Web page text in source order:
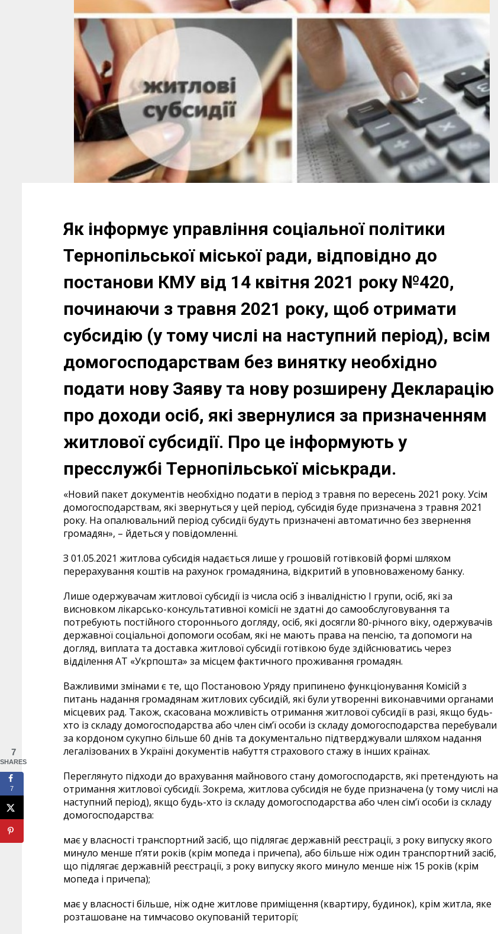
Як інформує управління соціальної політики
Тернопільської міської ради, відповідно до
постанови КМУ від 14 квітня 2021 року №420,
починаючи з травня 2021 року, щоб отримати
субсидію (у тому числі на наступний період), всім
домогосподарствам без винятку необхідно
подати нову Заяву та нову розширену Декларацію
про доходи осіб, які звернулися за призначенням
житлової субсидії. Про це інформують у
пресслужбі Тернопільської міськради.
«Новий пакет документів необхідно подати в період з травня по вересень 2021 року. Усім
домогосподарствам, які звернуться у цей період, субсидія буде призначена з травня 2021
року. На опалювальний період субсидії будуть призначені автоматично без звернення
громадян», – йдеться у повідомленні.
З 01.05.2021 житлова субсидія надається лише у грошовій готівковій формі шляхом
перерахування коштів на рахунок громадянина, відкритий в уповноваженому банку.
Лише одержувачам житлової субсидії із числа осіб з інвалідністю І групи, осіб, які за
висновком лікарсько-консультативної комісії не здатні до самообслуговування та
потребують постійного стороннього догляду, осіб, які досягли 80-річного віку, одержувачів
державної соціальної допомоги особам, які не мають права на пенсію, та допомоги на
догляд, виплата та доставка житлової субсидії готівкою буде здійснюватись через
відділення АТ «Укрпошта» за місцем фактичного проживання громадян.
Важливими змінами є те, що Постановою Уряду припинено функціонування Комісій з
питань надання громадянам житлових субсидій, які були утворенні виконавчими органами
місцевих рад. Також, скасована можливість отримання житлової субсидії в разі, якщо будь-
хто із складу домогосподарства або член сім’ї особи із складу домогосподарства перебували
за кордоном сукупно більше 60 днів та документально підтверджували шляхом надання
легалізованих в Україні документів набуття страхового стажу в інших країнах.
Переглянуто підходи до врахування майнового стану домогосподарств, які претендують на
отримання житлової субсидії. Зокрема, житлова субсидія не буде призначена (у тому числі на
наступний період), якщо будь-хто із складу домогосподарства або член сім’ї особи із складу
домогосподарства:
має у власності транспортний засіб, що підлягає державній реєстрації, з року випуску якого
минуло менше п’яти років (крім мопеда і причепа), або більше ніж один транспортний засіб,
що підлягає державній реєстрації, з року випуску якого минуло менше ніж 15 років (крім
мопеда і причепа);
має у власності більше, ніж одне житлове приміщення (квартиру, будинок), крім житла, яке
розташоване на тимчасово окупованій території;
7
SHARES
7